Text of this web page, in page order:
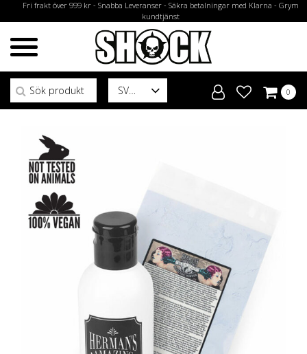
Fri frakt över 999 kr - Snabba Leveranser - Säkra betalningar med Klarna - Grym
kundtjänst
SV
Sök efter:
0